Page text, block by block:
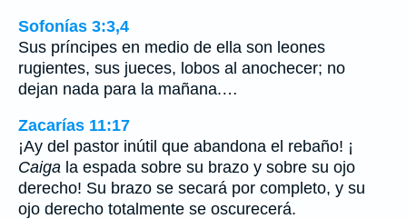
Sofonías 3:3,4
Sus príncipes en medio de ella son leones
rugientes, sus jueces, lobos al anochecer; no
dejan nada para la mañana.…
Zacarías 11:17
¡Ay del pastor inútil que abandona el rebaño! ¡
Caiga la espada sobre su brazo y sobre su ojo
derecho! Su brazo se secará por completo, y su
ojo derecho totalmente se oscurecerá.